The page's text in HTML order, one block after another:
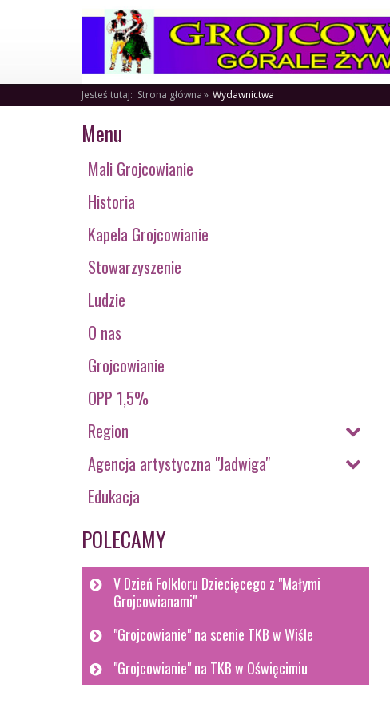
Jesteś tutaj: Strona główna Wydawnictwa
Menu
Mali Grojcowianie
Historia
Kapela Grojcowianie
Stowarzyszenie
Ludzie
O nas
Grojcowianie
OPP 1,5%
Region
Agencja artystyczna "Jadwiga"
Edukacja
POLECAMY
V Dzień Folkloru Dziecięcego z "Małymi
Grojcowianami"
"Grojcowianie" na scenie TKB w Wiśle
"Grojcowianie" na TKB w Oświęcimiu